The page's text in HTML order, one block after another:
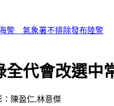
高還變胖」 醫一問原因傻眼
全代會改選
陳盈仁,林意傑